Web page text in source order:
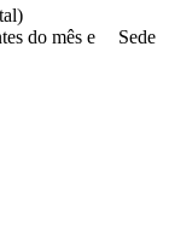
do mês e
Sede